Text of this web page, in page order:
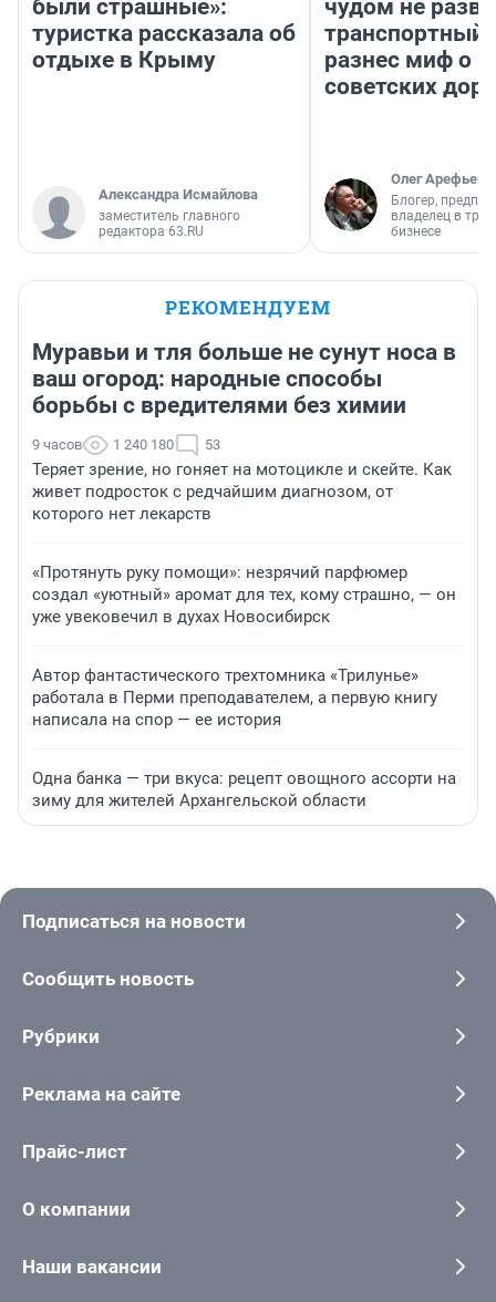
были страшные»:
туристка рассказала об
отдыхе в Крыму
Александра Исмайлова
заместитель главного
редактора 63.RU
чудом не
транспортный
разнес миф о
советских
Олег Арефьев
Блогер,
владелец в
бизнесе
РЕКОМЕНДУЕМ
Муравьи и тля больше не сунут носа в
ваш огород: народные способы
борьбы с вредителями без химии
9 часов 1 240 180 53
Теряет зрение, но гоняет на мотоцикле и скейте. Как
живет подросток с редчайшим диагнозом, от
которого нет лекарств
«Протянуть руку помощи»: незрячий парфюмер
создал «уютный» аромат для тех, кому страшно, — он
уже увековечил в духах Новосибирск
Автор фантастического трехтомника «Трилунье»
работала в Перми преподавателем, а первую книгу
написала на спор — ее история
Одна банка — три вкуса: рецепт овощного ассорти на
зиму для жителей Архангельской области
Подписаться на новости
Сообщить новость
Рубрики
Реклама на сайте
Прайс-лист
О компании
Наши вакансии